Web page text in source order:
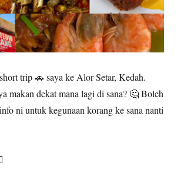
trip 🚗 saya ke Alor Setar, Kedah.
makan dekat mana lagi di sana? 🤔 Boleh
ni untuk kegunaan korang ke sana nanti